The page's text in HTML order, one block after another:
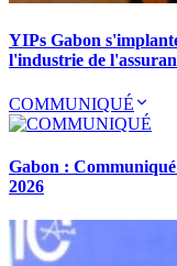
YIPs Gabon
l'industrie de
COMMUNIQUÉ
Gabon :
2026